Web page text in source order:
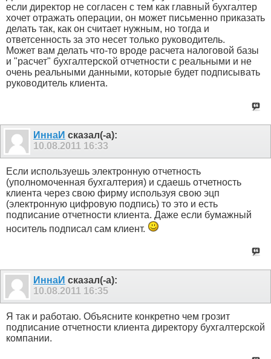
если директор не согласен с тем как главный бухгалтер
хочет отражать операции, он может письменно приказать
делать так, как он считает нужным, но тогда и
ответсенность за это несет только руководитель.
Может вам делать что-то вроде расчета налоговой базы
и "расчет" бухгалтерской отчетности с реальными и не
очень реальными данными, которые будет подписывать
руководитель клиента.
ИннаИ сказал(-а):
10.08.2011 16:33
Если используешь электронную отчетность
(уполномоченная бухгалтерия) и сдаешь отчетность
клиента через свою фирму используя свою эцп
(электронную цифровую подпись) то это и есть
подписание отчетности клиента. Даже если бумажный
носитель подписал сам клиент.
ИннаИ сказал(-а):
10.08.2011 16:35
Я так и работаю. Объясните конкретно чем грозит
подписание отчетности клиента директору бухгалтерской
компании.